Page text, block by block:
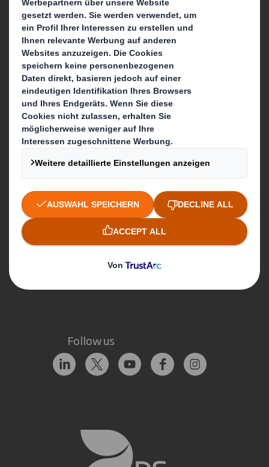
Was wir tun
Verpackungen
Displays & Point-of-Sale
Services rund um Verpackung & Display
Recycling-Dienstleistungen
Papierprodukte
Hier erreichen Sie uns
Unsere Standorte
Kontaktieren Sie uns
Follow us